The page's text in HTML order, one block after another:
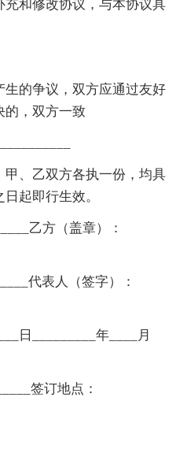
和修改协议，与本协议具
生的争议，双方应通过友好
的，双方一致
甲、乙双方各执一份，均具
起即行生效。
乙方（盖章）：
代表人（签字）：
日_________年____月
签订地点：